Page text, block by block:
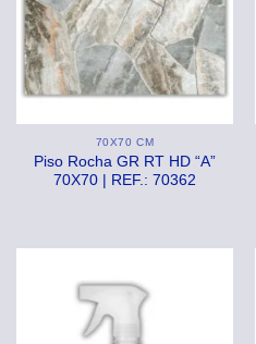
70X70 CM
Piso Rocha GR RT HD “A”
70X70 | REF.: 70362